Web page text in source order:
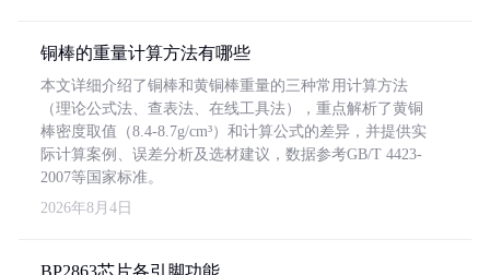
铜棒的重量计算方法有哪些
本文详细介绍了铜棒和黄铜棒重量的三种常用计算方法
（理论公式法、查表法、在线工具法），重点解析了黄铜
棒密度取值（8.4-8.7g/cm³）和计算公式的差异，并提供实
际计算案例、误差分析及选材建议，数据参考GB/T 4423-
2007等国家标准。
2026年8月4日
BP2863芯片各引脚功能